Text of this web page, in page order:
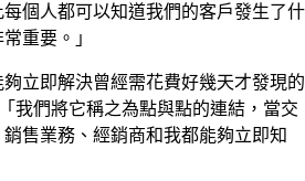
個人都可以知道我們的客戶發生了什
重要。」
立即解決曾經需花費好幾天才發現的
我們將它稱之為點與點的連結，當交
售業務、經銷商和我都能夠立即知